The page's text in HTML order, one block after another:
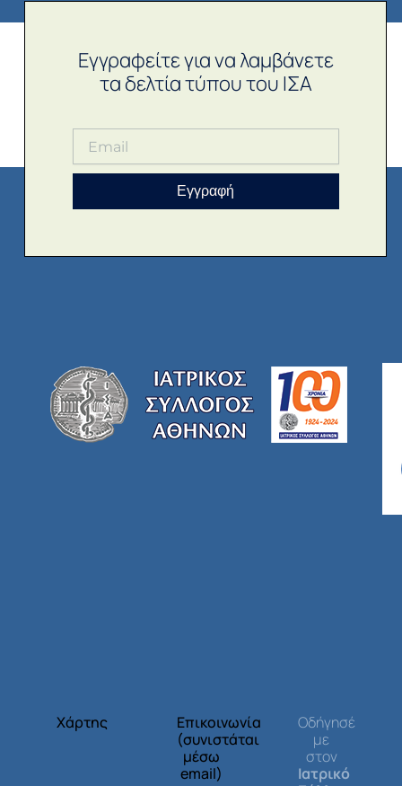
Εγγραφείτε για να λαμβάνετε
τα δελτία τύπου του ΙΣΑ
Εγγραφή
Χάρτης
Επικοινωνία
(συνιστάται
μέσω
email)
Οδήγησέ
με
στον
Ιατρικό